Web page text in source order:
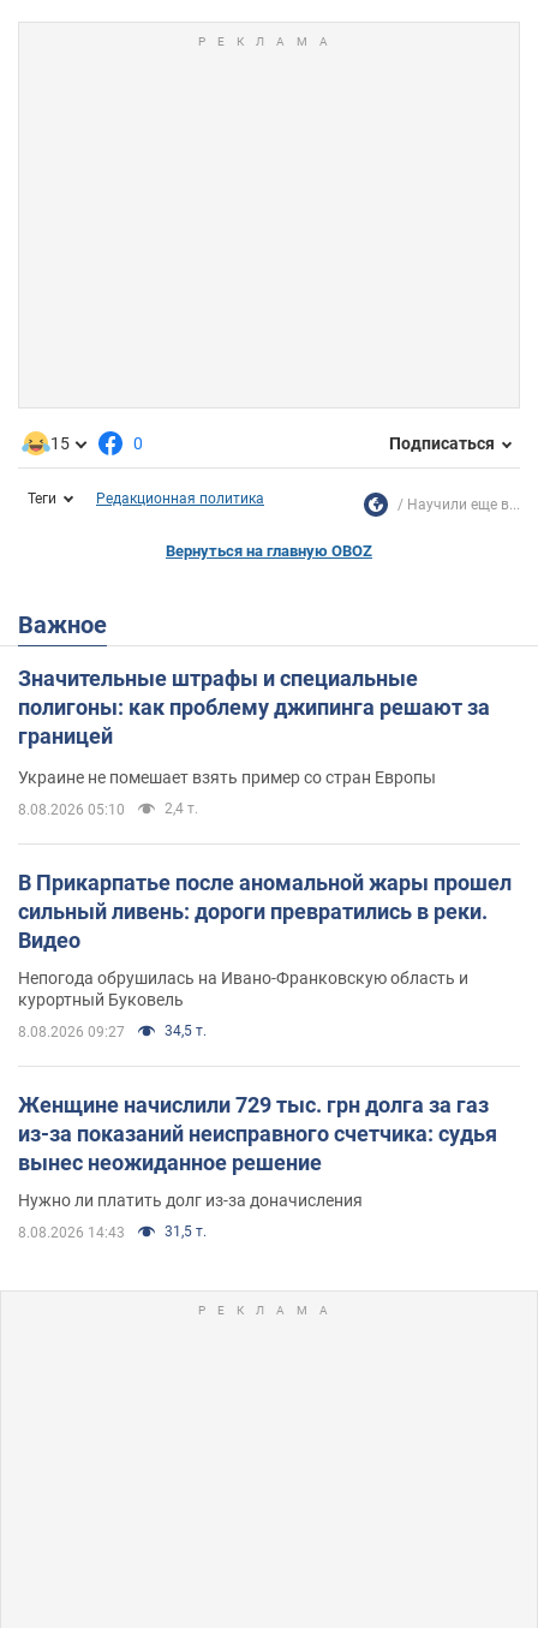
15 0 Подписаться
Теги Редакционная политика Научили еще в...
Вернуться на главную OBOZ
Важное
Значительные штрафы и специальные
полигоны: как проблему джипинга решают за
границей
Украине не помешает взять пример со стран Европы
8.08.2026 05:10 2,4 т.
В Прикарпатье после аномальной жары прошел
сильный ливень: дороги превратились в реки.
Видео
Непогода обрушилась на Ивано-Франковскую область и
курортный Буковель
8.08.2026 09:27 34,5 т.
Женщине начислили 729 тыс. грн долга за газ
из-за показаний неисправного счетчика: судья
вынес неожиданное решение
Нужно ли платить долг из-за доначисления
8.08.2026 14:43 31,5 т.